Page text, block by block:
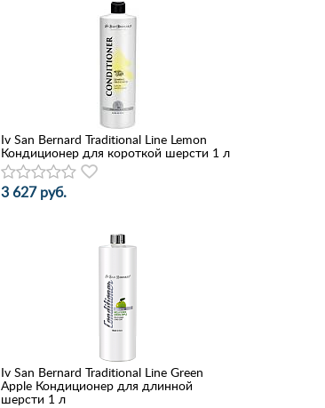
Iv San Bernard Traditional Line Lemon
Кондиционер для короткой шерсти 1 л
3 627 руб.
Iv San Bernard Traditional Line Green
Apple Кондиционер для длинной
шерсти 1 л